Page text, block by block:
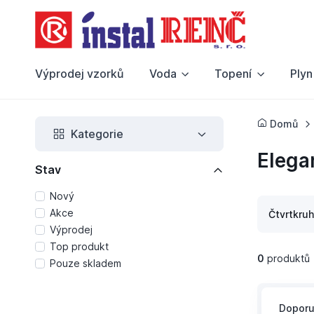
Výprodej vzorků Voda Topení Plyn
Kategorie
Stav
Nový
Akce
Výprodej
Top produkt
Pouze skladem
Domů
0 produktů